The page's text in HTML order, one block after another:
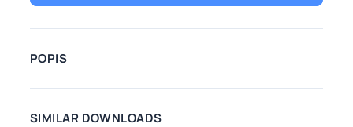
POPIS
SIMILAR DOWNLOADS